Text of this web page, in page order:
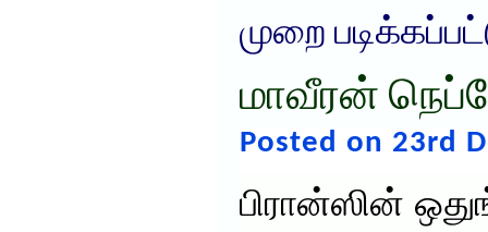
முறை
மாவீரன்
Posted on 23rd
பிரான்ஸின்